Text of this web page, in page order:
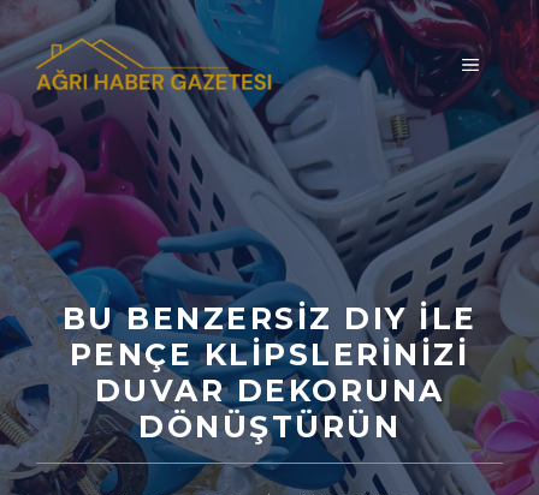
İçeriğe
atla
MENÜ
BU BENZERSIZ DIY ILE
PENÇE KLIPSLERINIZI
DUVAR DEKORUNA
DÖNÜŞTÜRÜN